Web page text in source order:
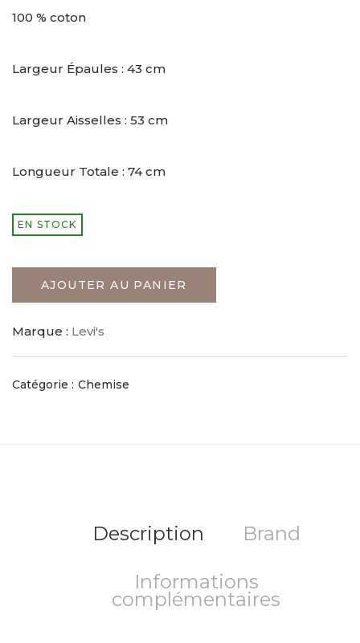
100 % coton
Largeur Épaules : 43 cm
Largeur Aisselles : 53 cm
Longueur Totale : 74 cm
EN STOCK
AJOUTER AU PANIER
Marque : Levi's
Catégorie : Chemise
Description Brand
Informations
complémentaires